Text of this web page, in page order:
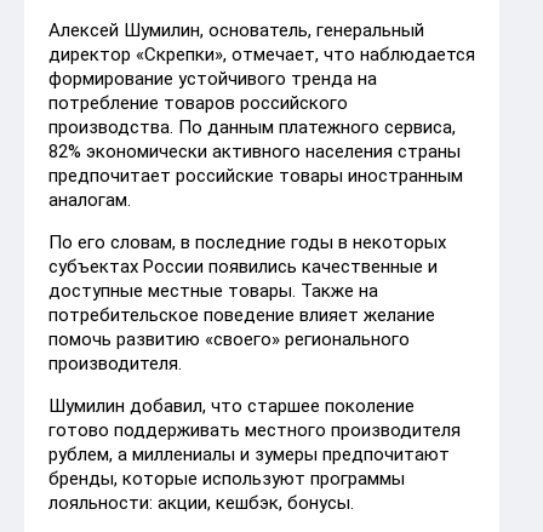
Алексей Шумилин, основатель, генеральный
директор «Скрепки», отмечает, что наблюдается
формирование устойчивого тренда на
потребление товаров российского
производства. По данным платежного сервиса,
82% экономически активного населения страны
предпочитает российские товары иностранным
аналогам.
По его словам, в последние годы в некоторых
субъектах России появились качественные и
доступные местные товары. Также на
потребительское поведение влияет желание
помочь развитию «своего» регионального
производителя.
Шумилин добавил, что старшее поколение
готово поддерживать местного производителя
рублем, а миллениалы и зумеры предпочитают
бренды, которые используют программы
лояльности: акции, кешбэк, бонусы.